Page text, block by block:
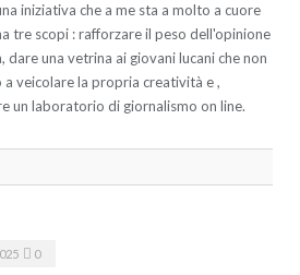
iniziativa che a me sta a molto a cuore
tre scopi : rafforzare il peso dell'opinione
dare una vetrina ai giovani lucani che non
a veicolare la propria creatività e ,
un laboratorio di giornalismo on line.
0